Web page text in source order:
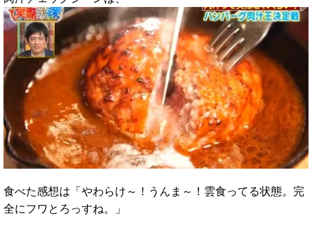
食べた感想は「やわらけ～！うんま～！雲食ってる状態。完
全にフワとろっすね。」